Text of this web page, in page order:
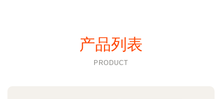
产品列表
PRODUCT